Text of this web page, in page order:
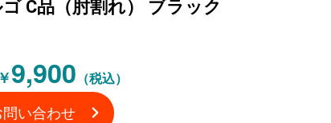
ゴ C品（肘割れ） ブラック
￥9,900 （税込）
問い合わせ